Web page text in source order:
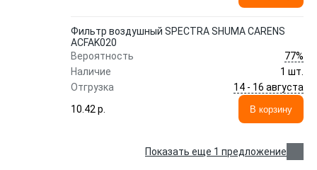
Фильтр воздушный SPECTRA SHUMA CARENS
ACFAK020
Вероятность
77%
Наличие
1 шт.
Отгрузка
14 - 16 августа
10.42 p.
В корзину
Показать еще 1 предложение